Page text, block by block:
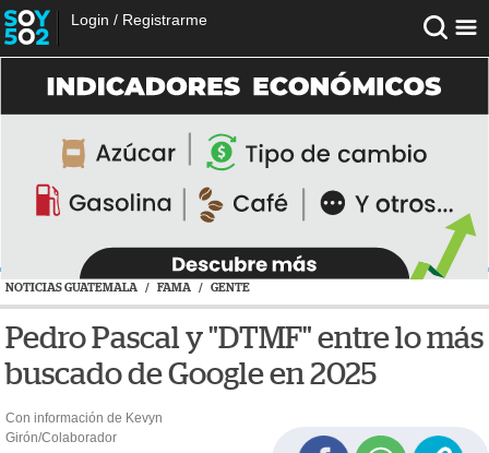
Login / Registrarme
NOTICIAS GUATEMALA / FAMA / GENTE
Pedro Pascal y "DTMF" entre lo más
buscado de Google en 2025
Con información de Kevyn
Girón/Colaborador